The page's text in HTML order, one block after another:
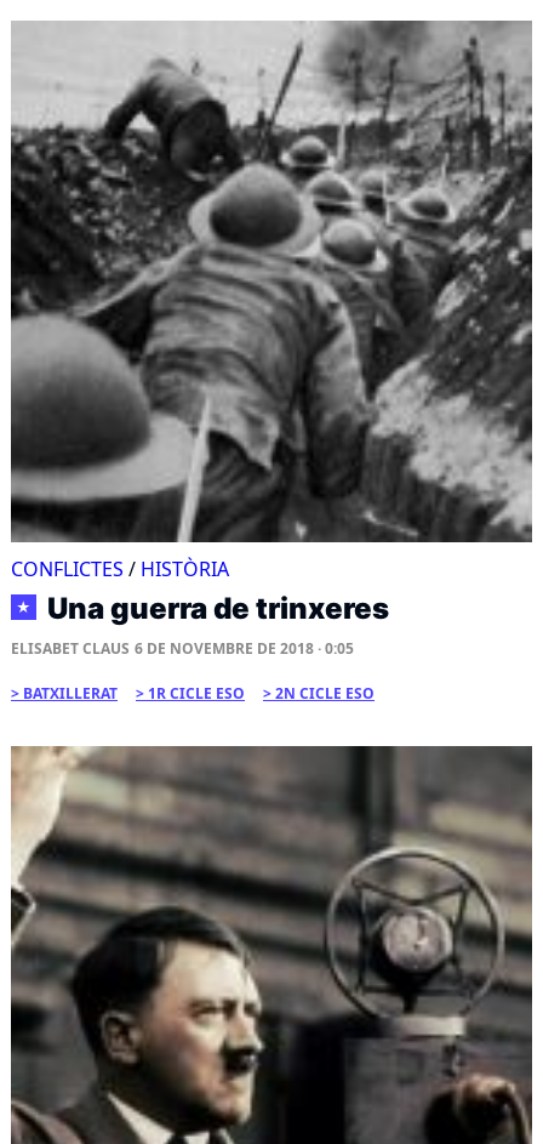
CONFLICTES / HISTÒRIA
★ Una guerra de trinxeres
ELISABET CLAUS 6 DE NOVEMBRE DE 2018 · 0:05
BATXILLERAT 1R CICLE ESO 2N CICLE ESO